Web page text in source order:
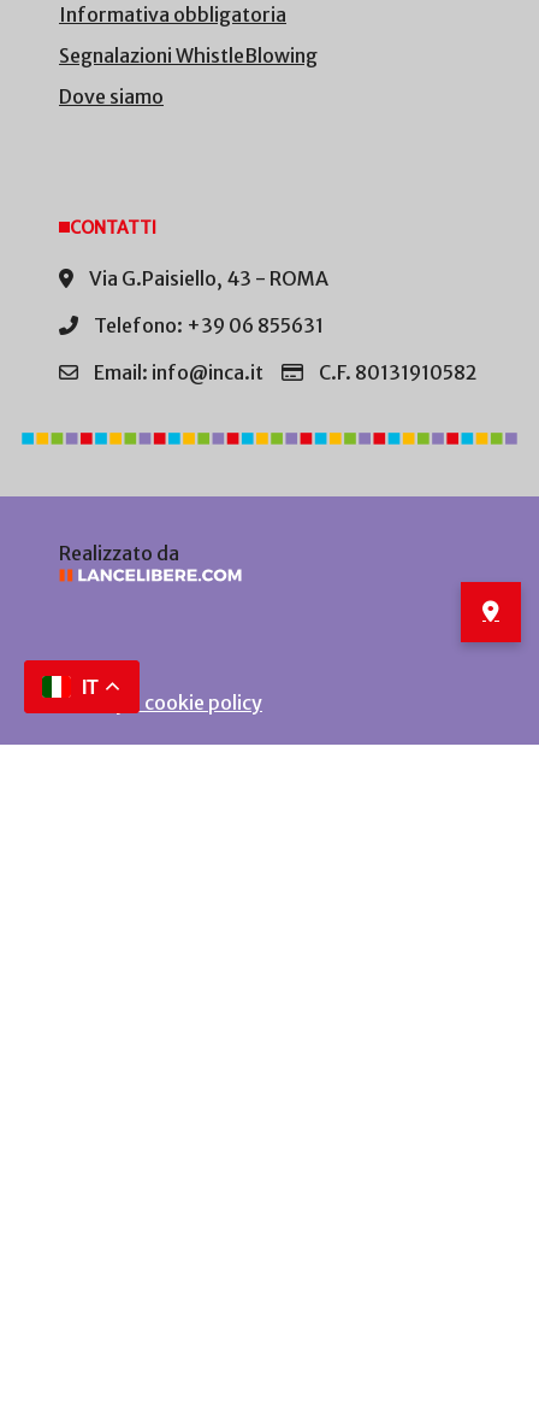
Informativa obbligatoria
Segnalazioni WhistleBlowing
Dove siamo
CONTATTI
Via G.Paisiello, 43 - ROMA
Telefono: +39 06 855631
Email: info@inca.it
C.F. 80131910582
Realizzato da
Privacy e cookie policy
IT